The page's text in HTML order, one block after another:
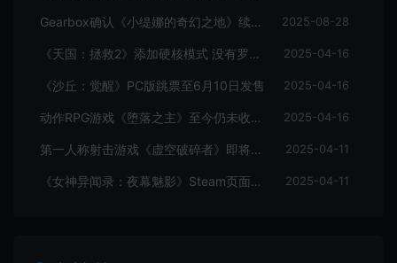
Gearbox确认《小缇娜的奇幻之地》续作正在开发中 2025-08-28
《天国：拯救2》添加硬核模式 没有罗盘和快速旅行 2025-04-16
《沙丘：觉醒》PC版跳票至6月10日发售 2025-04-16
动作RPG游戏《堕落之主》至今仍未收回成本 2025-04-16
第一人称射击游戏《虚空破碎者》即将多平台上线 2025-04-11
《女神异闻录：夜幕魅影》Steam页面上线 2025-04-11